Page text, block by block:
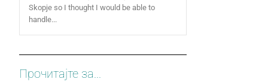
Skopje so I thought I would be able to
handle...
Прочитајте за...